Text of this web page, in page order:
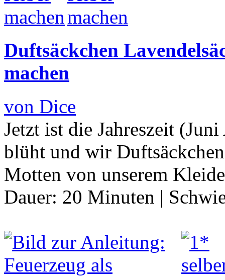
Duftsäckchen
machen
von Dice
Jetzt ist die Jahreszeit
blüht und wir
Motten von unserem
Dauer: 20 Minuten |